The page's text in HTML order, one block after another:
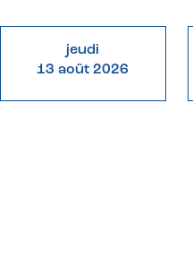
jeudi
13 août 2026